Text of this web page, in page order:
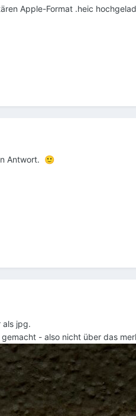
Apple-Format .heic
Antwort. 🙂
als jpg.
- also nicht über das